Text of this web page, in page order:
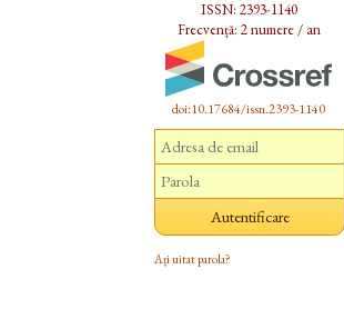
ISSN: 2393-1140
Frecvență: 2 numere / an
doi:10.17684/issn.2393-1140
Ați uitat parola?